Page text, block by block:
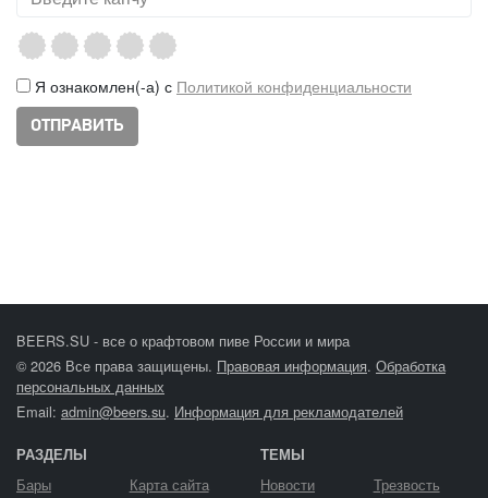
Я ознакомлен(-а) с Политикой конфиденциальности
BEERS.SU - все о крафтовом пиве России и мира
© 2026 Все права защищены. Правовая информация. Обработка
персональных данных
Email: admin@beers.su. Информация для рекламодателей
РАЗДЕЛЫ
Бары Карта сайта
ТЕМЫ
Новости Трезвость